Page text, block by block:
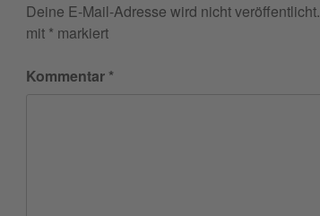
Deine E-Mail-Adresse wird nicht veröffentlicht.
mit * markiert
Kommentar *